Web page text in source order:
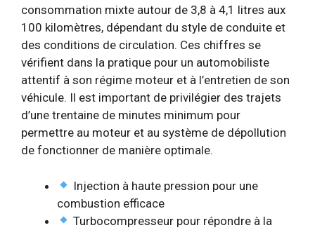
consommation mixte autour de 3,8 à 4,1 litres aux
100 kilomètres, dépendant du style de conduite et
des conditions de circulation. Ces chiffres se
vérifient dans la pratique pour un automobiliste
attentif à son régime moteur et à l’entretien de son
véhicule. Il est important de privilégier des trajets
d’une trentaine de minutes minimum pour
permettre au moteur et au système de dépollution
de fonctionner de manière optimale.
Injection à haute pression pour une
combustion efficace
Turbocompresseur pour répondre à la